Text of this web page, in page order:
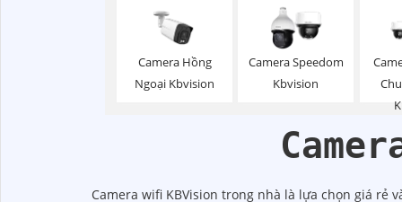
Camera Hồng
Ngoại Kbvision
Camera Speedom
Kbvision
Camera wifi KBVision trong nhà là lựa chọn giá